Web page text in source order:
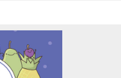
YOGA H.教室